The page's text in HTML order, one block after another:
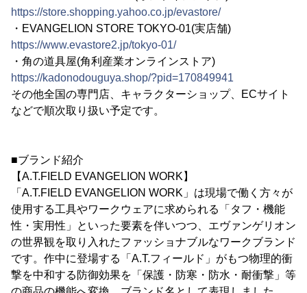
https://store.shopping.yahoo.co.jp/evastore/
・EVANGELION STORE TOKYO-01(実店舗)
https://www.evastore2.jp/tokyo-01/
・角の道具屋(角利産業オンラインストア)
https://kadonodouguya.shop/?pid=170849941
その他全国の専門店、キャラクターショップ、ECサイト
などで順次取り扱い予定です。
■ブランド紹介
【A.T.FIELD EVANGELION WORK】
「A.T.FIELD EVANGELION WORK」は現場で働く方々が
使用する工具やワークウェアに求められる「タフ・機能
性・実用性」といった要素を伴いつつ、エヴァンゲリオン
の世界観を取り入れたファッショナブルなワークブランド
です。作中に登場する「A.T.フィールド」がもつ物理的衝
撃を中和する防御効果を「保護・防寒・防水・耐衝撃」等